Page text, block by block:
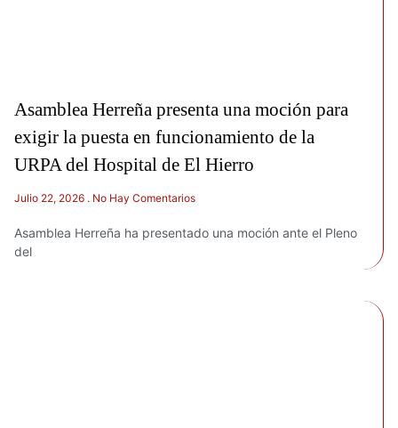
Asamblea Herreña presenta una moción para
exigir la puesta en funcionamiento de la
URPA del Hospital de El Hierro
Julio 22, 2026 No Hay Comentarios
Asamblea Herreña ha presentado una moción ante el Pleno
del